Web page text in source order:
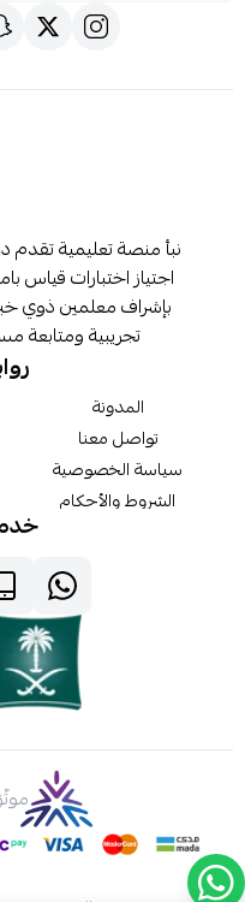
نبأ منصة تعليمية تقدم
اجتياز اختبارات قياس
بإشراف معلمين ذوي
تجريبية ومتابعة
المدونة
تواصل معنا
سياسة الخصوصية
الشروط والأحكام